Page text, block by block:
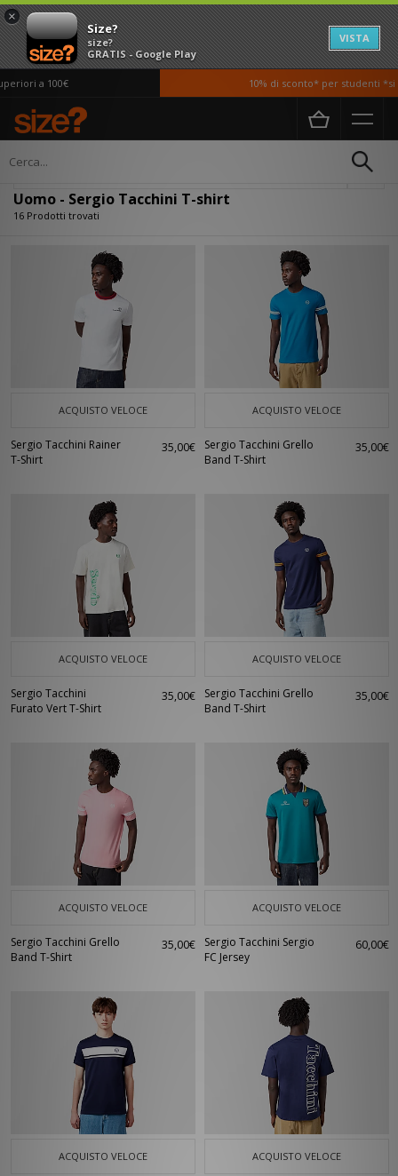
×
Size?
size?
GRATIS - Google Play
VISTA
a 100€ 10% di sconto* per studenti *si
Home Uomo
Uomo - Sergio Tacchini T-shirt
16 Prodotti trovati
ACQUISTO VELOCE
Sergio Tacchini Rainer
T-Shirt
35,00€
ACQUISTO VELOCE
Sergio Tacchini Grello
Band T-Shirt
35,00€
ACQUISTO VELOCE
Sergio Tacchini
Furato Vert T-Shirt
35,00€
ACQUISTO VELOCE
Sergio Tacchini Grello
Band T-Shirt
35,00€
ACQUISTO VELOCE
Sergio Tacchini Grello
Band T-Shirt
35,00€
ACQUISTO VELOCE
Sergio Tacchini Sergio
FC Jersey
60,00€
ACQUISTO VELOCE ACQUISTO VELOCE